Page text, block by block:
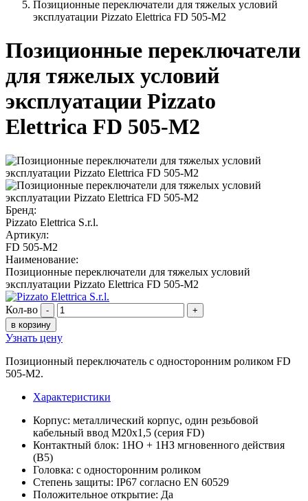
Позиционные переключатели для тяжелых условий
эксплуатации Pizzato Elettrica FD 505-M2
Позиционные переключатели
для тяжелых условий
эксплуатации Pizzato
Elettrica FD 505-M2
Бренд:
Pizzato Elettrica S.r.l.
Артикул:
FD 505-M2
Наименование:
Позиционные переключатели для тяжелых условий
эксплуатации Pizzato Elettrica FD 505-M2
Кол-во -
+
в корзину
Узнать цену
Позиционный переключатель с односторонним роликом FD
505-M2.
Характеристики
Корпус: металлический корпус, один резьбовой
кабельный ввод M20x1,5 (серия FD)
Контактный блок: 1НО + 1НЗ мгновенного действия
(B5)
Головка: с односторонним роликом
Степень защиты: IP67 согласно EN 60529
Положительное открытие: Да